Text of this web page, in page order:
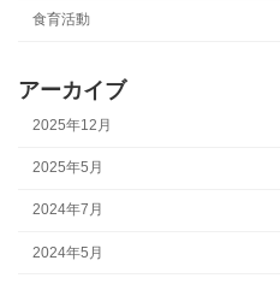
食育活動
アーカイブ
2025年12月
2025年5月
2024年7月
2024年5月